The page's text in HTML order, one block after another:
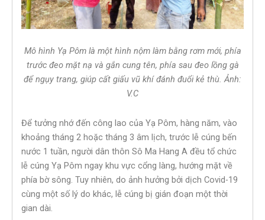
Mô hình Yạ Pôm là một hình nộm làm bằng rơm mới, phía
trước đeo mặt nạ và gắn cung tên, phía sau đeo lồng gà
để ngụy trang, giúp cất giấu vũ khí đánh đuổi kẻ thù. Ảnh:
V.C
Để tưởng nhớ đến công lao của Yạ Pôm, hàng năm, vào
khoảng tháng 2 hoặc tháng 3 âm lịch, trước lễ cúng bến
nước 1 tuần, người dân thôn Sô Ma Hang A đều tổ chức
lễ cúng Yạ Pôm ngay khu vực cổng làng, hướng mặt về
phía bờ sông. Tuy nhiên, do ảnh hưởng bởi dịch Covid-19
cùng một số lý do khác, lễ cúng bị gián đoạn một thời
gian dài.